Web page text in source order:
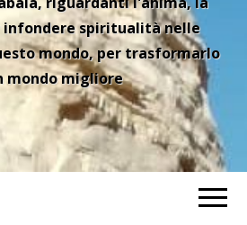
infondere spiritualità nelle
mondo, per trasformarlo
mondo migliore